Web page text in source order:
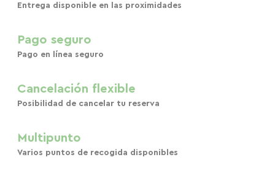
Entrega disponible en las proximidades
Pago seguro
Pago en línea seguro
Cancelación flexible
Posibilidad de cancelar tu reserva
Multipunto
Varios puntos de recogida disponibles